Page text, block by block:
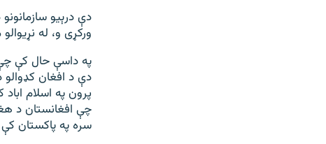
دې درېیو
ورکړی و، له
په داسې حال کې چې
دې د افغان
پرون په اسلام
چې افغانستان د
سره په پاکستان